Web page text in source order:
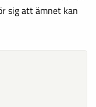
sig att ämnet kan